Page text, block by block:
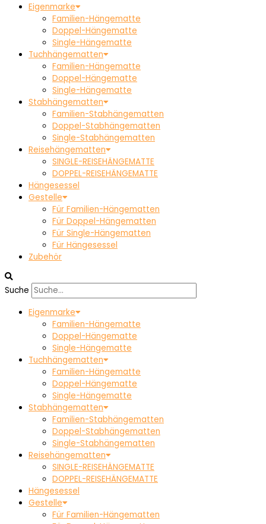
Eigenmarke
Familien-Hängematte
Doppel-Hängematte
Single-Hängematte
Tuchhängematten
Familien-Hängematte
Doppel-Hängematte
Single-Hängematte
Stabhängematten
Familien-Stabhängematten
Doppel-Stabhängematten
Single-Stabhängematten
Reisehängematten
SINGLE-REISEHÄNGEMATTE
DOPPEL-REISEHÄNGEMATTE
Hängesessel
Gestelle
Für Familien-Hängematten
Für Doppel-Hängematten
Für Single-Hängematten
Für Hängesessel
Zubehör
Suche
Eigenmarke
Familien-Hängematte
Doppel-Hängematte
Single-Hängematte
Tuchhängematten
Familien-Hängematte
Doppel-Hängematte
Single-Hängematte
Stabhängematten
Familien-Stabhängematten
Doppel-Stabhängematten
Single-Stabhängematten
Reisehängematten
SINGLE-REISEHÄNGEMATTE
DOPPEL-REISEHÄNGEMATTE
Hängesessel
Gestelle
Für Familien-Hängematten